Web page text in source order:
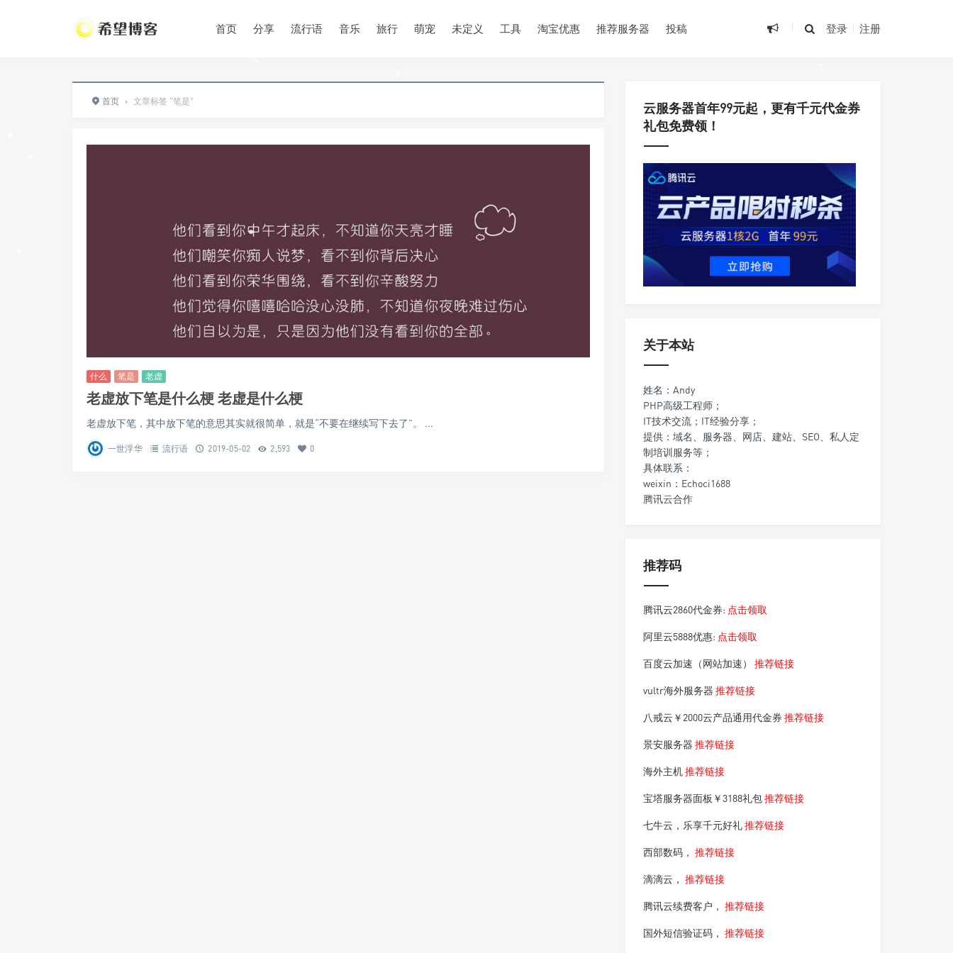
首页 分享 流行语 音乐 旅行 萌宠 未定义 工具 淘宝优惠 推荐服务器 投稿 登录 注册
首页 › 文章标签 "笔是"
什么 笔是 老虚
老虚放下笔是什么梗 老虚是什么梗
老虚放下笔，其中放下笔的意思其实就很简单，就是“不要在继续写下去了”。 ...
一世浮华 流行语 2019-05-02 2,593 0
云服务器首年99元起，更有千元代金券
礼包免费领！
关于本站
姓名：Andy
PHP高级工程师；
IT技术交流；IT经验分享；
提供：域名、服务器、网店、建站、SEO、私人定
制培训服务等；
具体联系：
weixin：Echoci1688
腾讯云合作
推荐码
腾讯云2860代金券: 点击领取
阿里云5888优惠: 点击领取
百度云加速（网站加速）推荐链接
vultr海外服务器推荐链接
八戒云￥2000云产品通用代金券推荐链接
景安服务器推荐链接
海外主机推荐链接
宝塔服务器面板￥3188礼包推荐链接
七牛云，乐享千元好礼推荐链接
西部数码，推荐链接
滴滴云，推荐链接
腾讯云续费客户，推荐链接
国外短信验证码，推荐链接
•
•
•
•